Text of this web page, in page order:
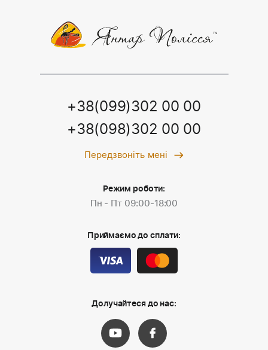
+38(099)302 00 00
+38(098)302 00 00
Передзвоніть мені
Режим роботи:
Пн - Пт 09:00-18:00
Приймаємо до сплати:
Долучайтеся до нас: